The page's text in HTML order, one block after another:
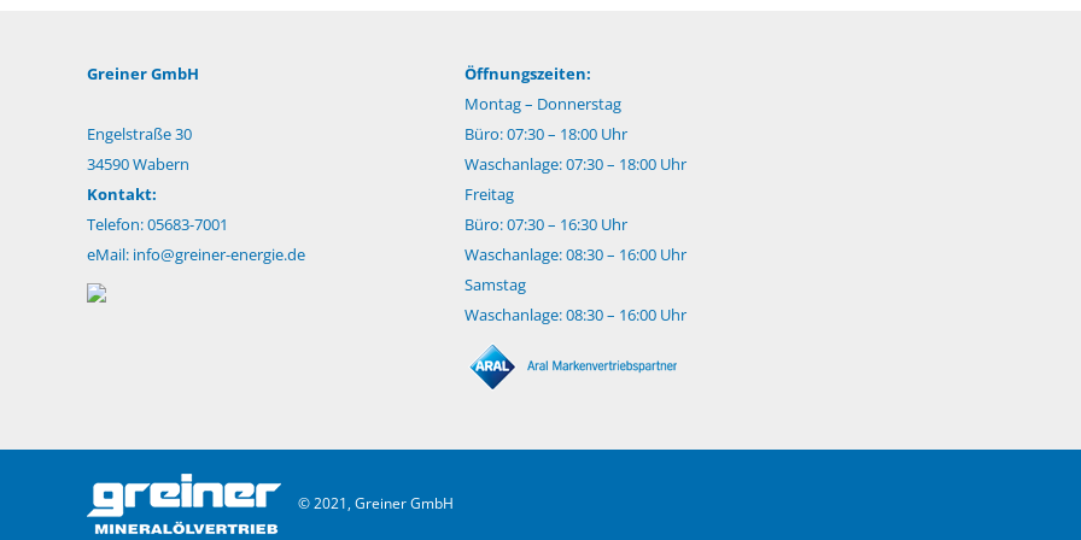
Greiner GmbH
Engelstraße 30
34590 Wabern
Kontakt:
Telefon: 05683-7001
eMail: info@greiner-energie.de
Öffnungszeiten:
Montag – Donnerstag
Büro: 07:30 – 18:00 Uhr
Waschanlage: 07:30 – 18:00 Uhr
Freitag
Büro: 07:30 – 16:30 Uhr
Waschanlage: 08:30 – 16:00 Uhr
Samstag
Waschanlage: 08:30 – 16:00 Uhr
© 2021, Greiner GmbH